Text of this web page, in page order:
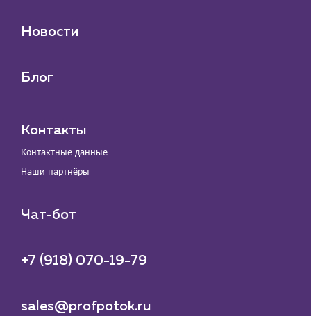
Новости
Блог
Контакты
Контактные данные
Наши партнёры
Чат-бот
+7 (918) 070-19-79
sales@profpotok.ru